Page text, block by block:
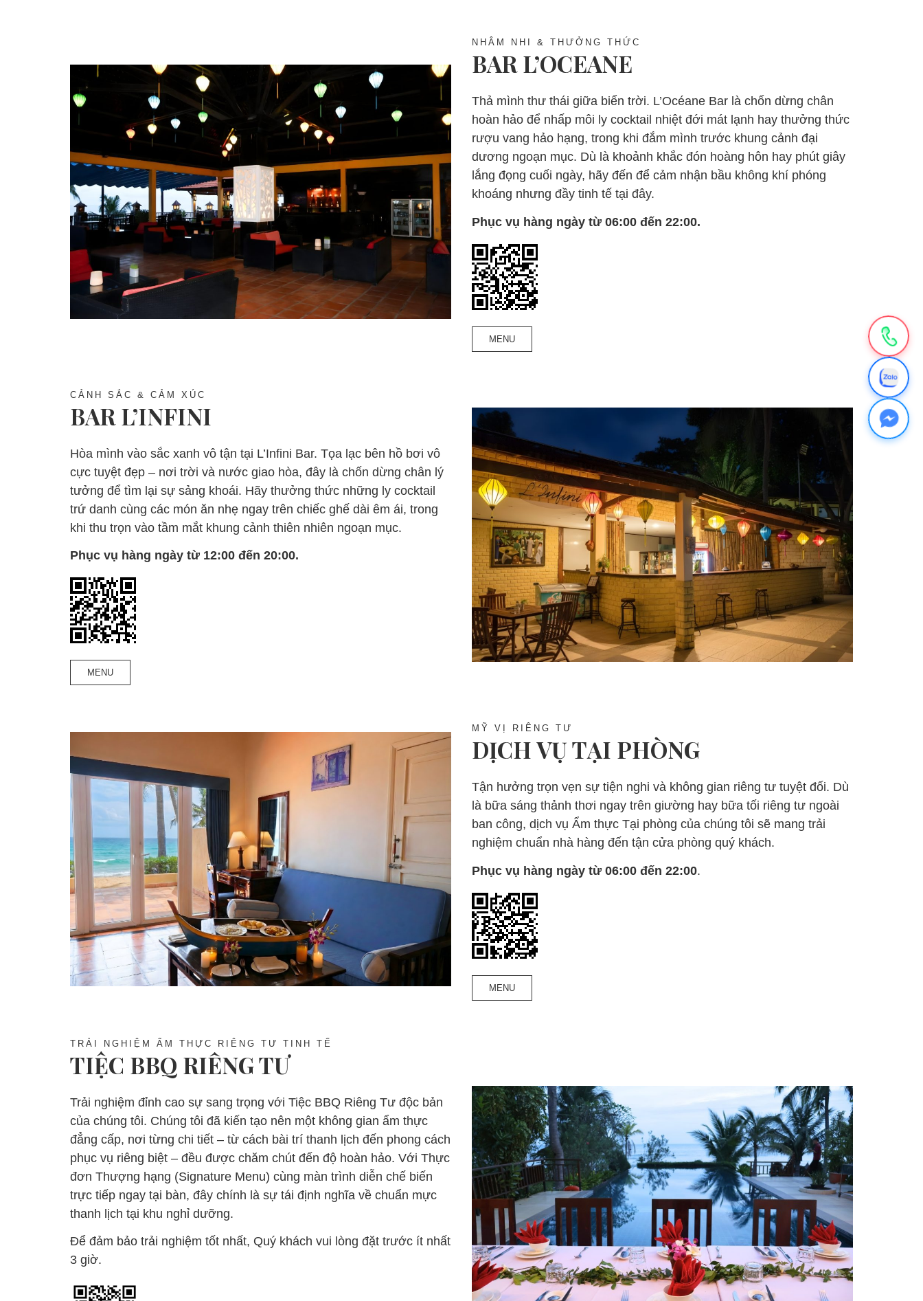
NHÂM NHI & THƯỞNG THỨC
BAR L’OCEANE
Thả mình thư thái giữa biển trời. L’Océane Bar là chốn dừng chân
hoàn hảo để nhấp môi ly cocktail nhiệt đới mát lạnh hay thưởng thức
rượu vang hảo hạng, trong khi đắm mình trước khung cảnh đại
dương ngoạn mục. Dù là khoảnh khắc đón hoàng hôn hay phút giây
lắng đọng cuối ngày, hãy đến để cảm nhận bầu không khí phóng
khoáng nhưng đầy tinh tế tại đây.
Phục vụ hàng ngày từ 06:00 đến 22:00.
MENU
CẢNH SẮC & CẢM XÚC
BAR L’INFINI
Hòa mình vào sắc xanh vô tận tại L’Infini Bar. Tọa lạc bên hồ bơi vô
cực tuyệt đẹp – nơi trời và nước giao hòa, đây là chốn dừng chân lý
tưởng để tìm lại sự sảng khoái. Hãy thưởng thức những ly cocktail
trứ danh cùng các món ăn nhẹ ngay trên chiếc ghế dài êm ái, trong
khi thu trọn vào tầm mắt khung cảnh thiên nhiên ngoạn mục.
Phục vụ hàng ngày từ 12:00 đến 20:00.
MENU
MỸ VỊ RIÊNG TƯ
DỊCH VỤ TẠI PHÒNG
Tận hưởng trọn vẹn sự tiện nghi và không gian riêng tư tuyệt đối. Dù
là bữa sáng thảnh thơi ngay trên giường hay bữa tối riêng tư ngoài
ban công, dịch vụ Ẩm thực Tại phòng của chúng tôi sẽ mang trải
nghiệm chuẩn nhà hàng đến tận cửa phòng quý khách.
Phục vụ hàng ngày từ 06:00 đến 22:00.
MENU
TRẢI NGHIỆM ẨM THỰC RIÊNG TƯ TINH TẾ
TIỆC BBQ RIÊNG TƯ
Trải nghiệm đỉnh cao sự sang trọng với Tiệc BBQ Riêng Tư độc bản
của chúng tôi. Chúng tôi đã kiến tạo nên một không gian ẩm thực
đẳng cấp, nơi từng chi tiết – từ cách bài trí thanh lịch đến phong cách
phục vụ riêng biệt – đều được chăm chút đến độ hoàn hảo. Với Thực
đơn Thượng hạng (Signature Menu) cùng màn trình diễn chế biến
trực tiếp ngay tại bàn, đây chính là sự tái định nghĩa về chuẩn mực
thanh lịch tại khu nghỉ dưỡng.
Để đảm bảo trải nghiệm tốt nhất, Quý khách vui lòng đặt trước ít nhất
3 giờ.